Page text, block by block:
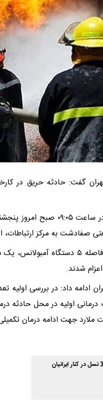
صفادشت به مرکز ارتباطات،
وی افزود: با اعلام این حادثه
شدند.
ملارد جهت ادامه درمان